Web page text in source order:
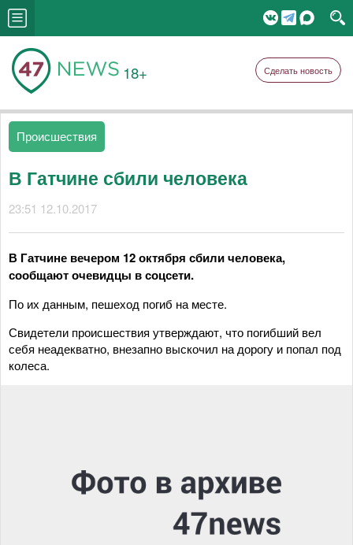
18+ Сделать новость
Происшествия
В Гатчине сбили человека
23:51 12.10.2017
В Гатчине вечером 12 октября сбили человека,
сообщают очевидцы в соцсети.
По их данным, пешеход погиб на месте.
Свидетели происшествия утверждают, что погибший вел
себя неадекватно, внезапно выскочил на дорогу и попал под
колеса.